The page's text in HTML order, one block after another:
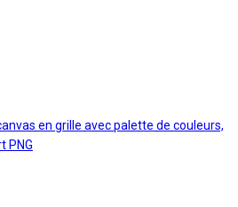
en grille avec palette de couleurs,
PNG